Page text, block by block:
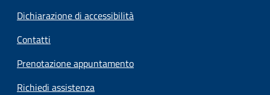
Dichiarazione di accessibilità
Contatti
Prenotazione appuntamento
Richiedi assistenza